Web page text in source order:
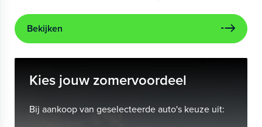
Bekijken
Kies jouw zomervoordeel
Bij aankoop van geselecteerde auto's keuze uit: